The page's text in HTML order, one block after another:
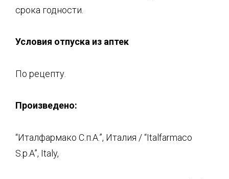
срока годности.
Условия отпуска из аптек
По рецепту.
Произведено:
“Италфармако С.п.А.”, Италия / “Italfarmaco
S.p.A”, Italy,